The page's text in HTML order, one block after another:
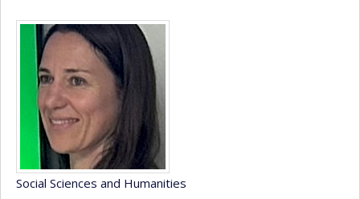
Social Sciences and Humanities